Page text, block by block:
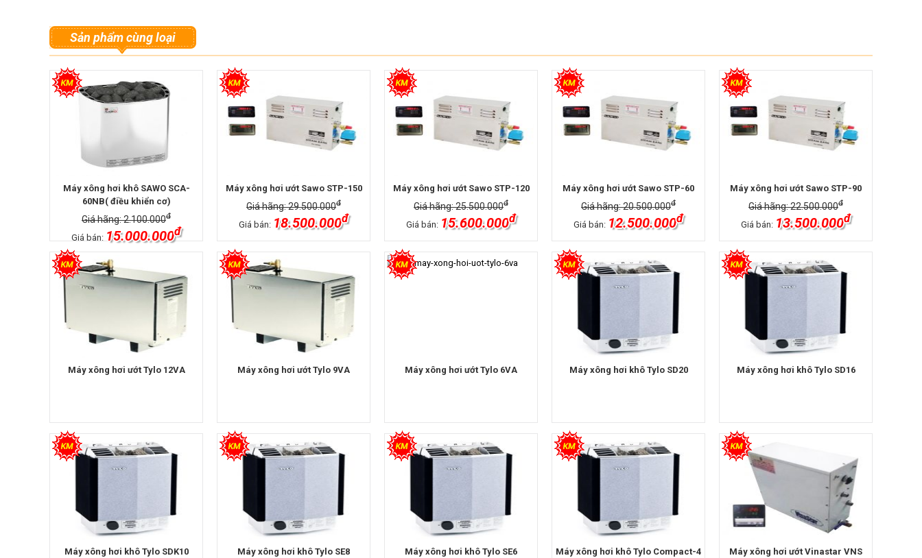
Sản phẩm cùng loại
Máy xông hơi khô SAWO SCA-
60NB( điều khiển cơ)
Giá hãng: 2.100.000đ
Giá bán: 15.000.000đ
Máy xông hơi ướt Sawo STP-150
Giá hãng: 29.500.000đ
Giá bán: 18.500.000đ
Máy xông hơi ướt Sawo STP-120
Giá hãng: 25.500.000đ
Giá bán: 15.600.000đ
Máy xông hơi ướt Sawo STP-60
Giá hãng: 20.500.000đ
Giá bán: 12.500.000đ
Máy xông hơi ướt Sawo STP-90
Giá hãng: 22.500.000đ
Giá bán: 13.500.000đ
Máy xông hơi ướt Tylo 12VA Máy xông hơi ướt Tylo 9VA Máy xông hơi ướt Tylo 6VA Máy xông hơi khô Tylo SD20 Máy xông hơi khô Tylo SD16
Máy xông hơi khô Tylo SDK10 Máy xông hơi khô Tylo SE8 Máy xông hơi khô Tylo SE6 Máy xông hơi khô Tylo Compact-4
Máy xông hơi ướt Vinastar VNS